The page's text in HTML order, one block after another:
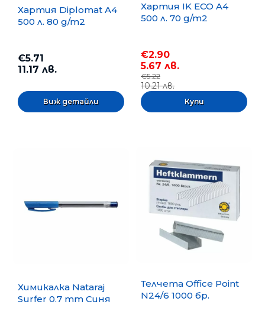
Хартия Diplomat A4
500 л. 80 g/m2
€5.71
11.17 лв.
Виж детайли
Хартия IK ECO A4
500 л. 70 g/m2
€2.90
5.67 лв.
€5.22
10.21 лв.
Химикалка Nataraj
Surfer 0.7 mm Синя
Телчета Office Point
N24/6 1000 бр.